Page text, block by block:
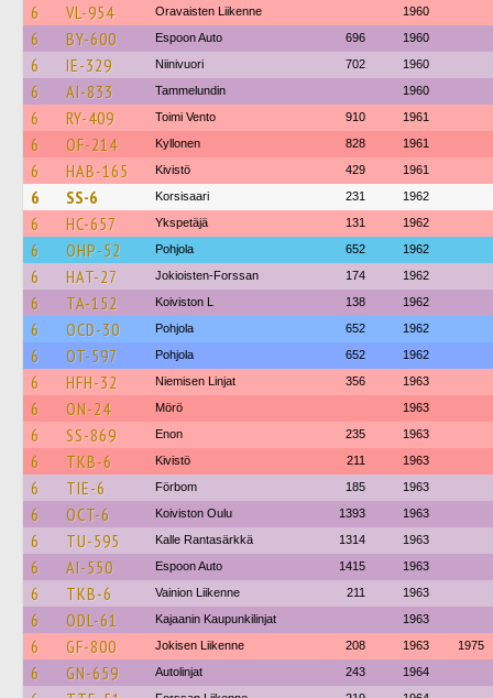
6 VL-954 Oravaisten Liikenne 1960
6 BY-600 Espoon Auto 696 1960
6 IE-329 Niinivuori 702 1960
6 AI-833 Tammelundin 1960
6 RY-409 Toimi Vento 910 1961
6 OF-214 Kyllonen 828 1961
6 HAB-165 Kivistö 429 1961
6 SS-6 Korsisaari 231 1962
6 HC-657 Ykspetäjä 131 1962
6 OHP-52 Pohjola 652 1962
6 HAT-27 Jokioisten-Forssan 174 1962
6 TA-152 Koiviston L 138 1962
6 OCD-30 Pohjola 652 1962
6 OT-597 Pohjola 652 1962
6 HFH-32 Niemisen Linjat 356 1963
6 ON-24 Mörö 1963
6 SS-869 Enon 235 1963
6 TKB-6 Kivistö 211 1963
6 TIE-6 Förbom 185 1963
6 OCT-6 Koiviston Oulu 1393 1963
6 TU-595 Kalle Rantasärkkä 1314 1963
6 AI-550 Espoon Auto 1415 1963
6 TKB-6 Vainion Liikenne 211 1963
6 ODL-61 Kajaanin Kaupunkilinjat 1963
6 GF-800 Jokisen Liikenne 208 1963 1975
6 GN-659 Autolinjat 243 1964